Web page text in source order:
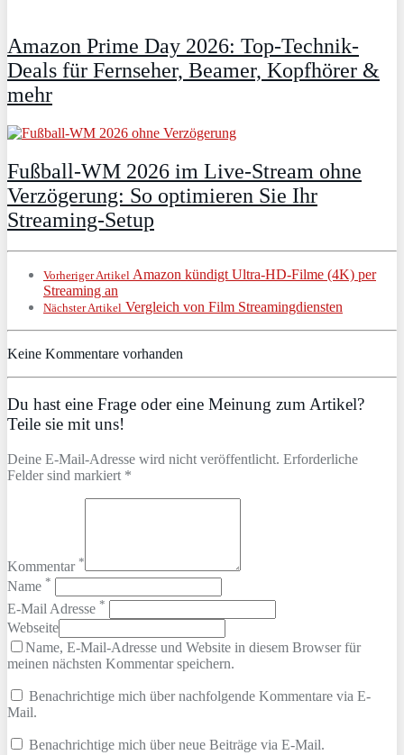
Amazon Prime Day 2026: Top-Technik-
Deals für Fernseher, Beamer, Kopfhörer &
mehr
Fußball-WM 2026 im Live-Stream ohne
Verzögerung: So optimieren Sie Ihr
Streaming-Setup
Vorheriger Artikel Amazon kündigt Ultra-HD-Filme (4K) per
Streaming an
Nächster Artikel Vergleich von Film Streamingdiensten
Keine Kommentare vorhanden
Du hast eine Frage oder eine Meinung zum Artikel?
Teile sie mit uns!
Deine E-Mail-Adresse wird nicht veröffentlicht. Erforderliche
Felder sind markiert *
Kommentar *
Name *
E-Mail Adresse *
Webseite
Name, E-Mail-Adresse und Website in diesem Browser für
meinen nächsten Kommentar speichern.
Benachrichtige mich über nachfolgende Kommentare via E-
Mail.
Benachrichtige mich über neue Beiträge via E-Mail.